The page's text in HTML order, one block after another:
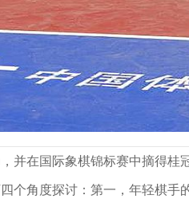
国际象棋锦标赛桂冠
棋锦标赛桂冠
并在国际象棋锦标赛中摘得
个角度探讨：第一，年轻棋